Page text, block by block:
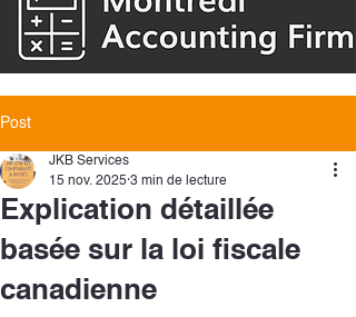
Post
Explication détaillée
basée sur la loi fiscale
canadienne
JKB Services
15 nov. 2025 3 min de lecture